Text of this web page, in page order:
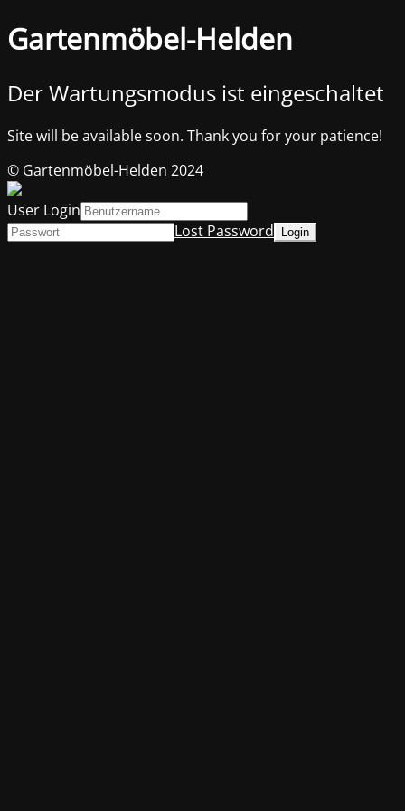
Gartenmöbel-Helden
Der Wartungsmodus ist eingeschaltet
Site will be available soon. Thank you for your patience!
© Gartenmöbel-Helden 2024
User Login
Lost Password